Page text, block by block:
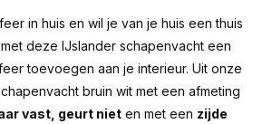
in huis en wil je van je huis een thuis
deze IJslander schapenvacht een
toevoegen aan je interieur. Uit onze
bruin wit met een afmeting
vast, geurt niet en met een zijde